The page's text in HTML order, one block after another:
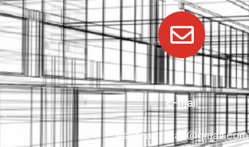
E-mail
esperanzataz@gmail.com